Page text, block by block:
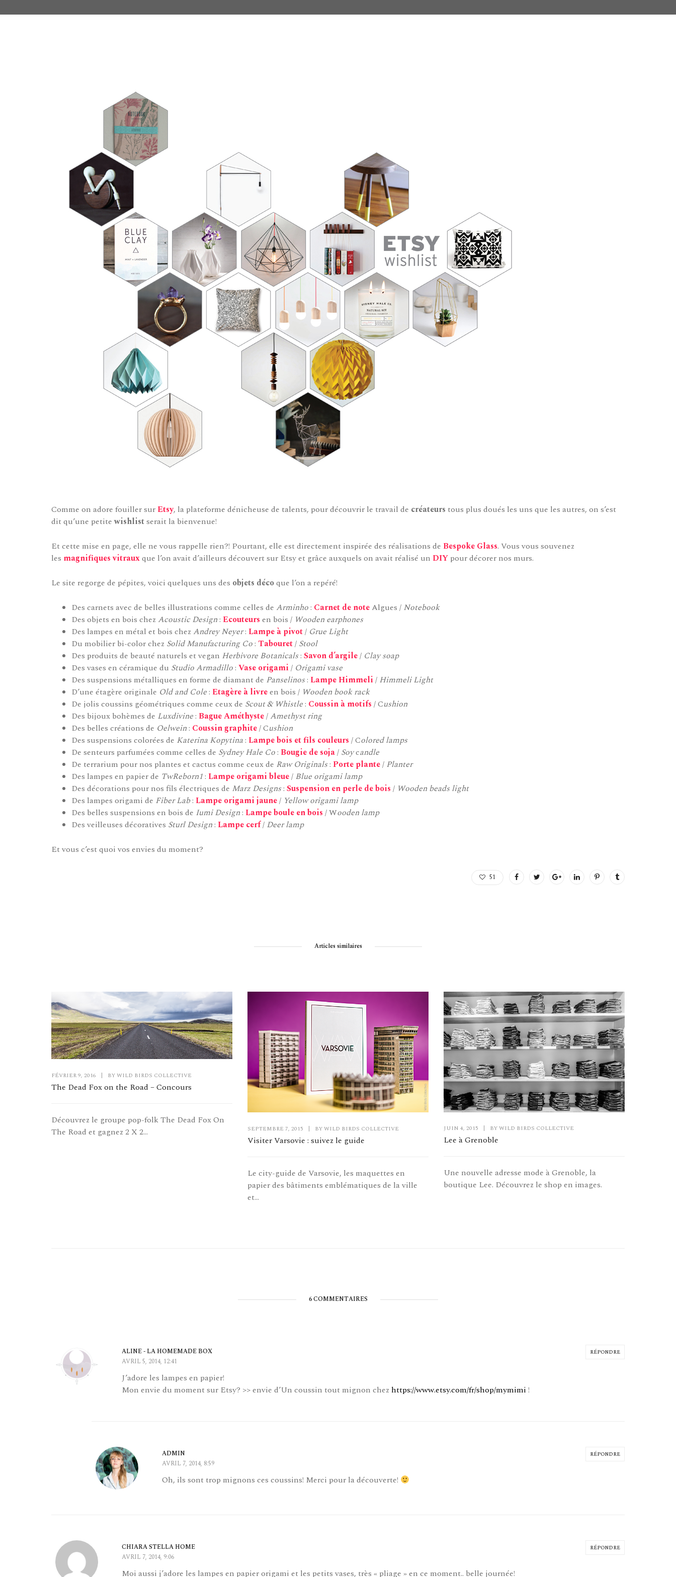
Comme on adore fouiller surEtsy, la plateforme dénicheuse de talents, pour découvrir le travail de créateurs tous plus doués les uns que les autres, on s’est
dit qu’une petitewishlistserait la bienvenue!
Et cette mise en page, elle ne vous rappelle rien?! Pourtant, elle est directement inspirée des réalisations de Bespoke Glass. Vous vous souvenez
les magnifiques vitrauxque l’on avait d’ailleurs découvert sur Etsy et grâce auxquels on avait réalisé un DIY pour décorer nos murs.
Le site regorge de pépites, voici quelques uns des objets décoque l’on a repéré!
Des carnets avec de belles illustrations comme celles de Arminho: Carnet de note Algues / Notebook
Des objets en bois chez Acoustic Design: Ecouteurs en bois / Wooden earphones
Des lampes en métal et bois chez Andrey Neyer: Lampe à pivot/ Grue Light
Du mobilier bi-color chez Solid Manufacturing Co: Tabouret/ Stool
Des produits de beauté naturels et vegan Herbivore Botanicals: Savon d’argile/ Clay soap
Des vases en céramique du Studio Armadillo: Vase origami / Origami vase
Des suspensions métalliques en forme de diamant de Panselinos: Lampe Himmeli / Himmeli Light
D’une étagère originale Old and Cole: Etagère à livreen bois / Wooden book rack
De jolis coussins géométriques comme ceux de Scout & Whistle: Coussin à motifs / Cushion
Des bijoux bohèmes de Luxdivine: Bague Améthyste/ Amethyst ring
Des belles créations de Oelwein: Coussin graphite/ Cushion
Des suspensions colorées de Katerina Kopytina: Lampe bois et fils couleurs / Colored lamps
De senteurs parfumées comme celles de Sydney Hale Co: Bougie de soja/ Soycandle
De terrarium pour nos plantes et cactus comme ceux de Raw Originals: Porte plante/ Planter
Des lampes en papier de TwReborn1: Lampe origami bleue/ Blue origami lamp
Des décorations pour nos fils électriques de Marz Designs: Suspension en perle de bois / Wooden beads light
Des lampes origami de Fiber Lab: Lampe origami jaune/ Yellow origami lamp
Des belles suspensions en bois de Iumi Design: Lampe boule en bois / Wooden lamp
Des veilleuses décoratives Sturl Design: Lampe cerf/ Deer lamp
Et vous c’est quoi vos envies du moment?
51
Articles similaires
FÉVRIER 9, 2016 | BYWILD BIRDS COLLECTIVE
The Dead Fox on the Road – Concours
Découvrez le groupe pop-folk The Dead Fox On
The Road et gagnez 2 X 2...
SEPTEMBRE 7, 2015 | BYWILD BIRDS COLLECTIVE
Visiter Varsovie : suivez le guide
Le city-guide de Varsovie, les maquettes en
papier des bâtiments emblématiques de la ville
et...
JUIN 4, 2015 | BYWILD BIRDS COLLECTIVE
Lee à Grenoble
Une nouvelle adresse mode à Grenoble, la
boutique Lee. Découvrez le shop en images.
6 COMMENTAIRES
RÉPONDRE
ALINE - LA HOMEMADE BOX
AVRIL 5, 2014, 12:41
J’adore les lampes en papier!
Mon envie du moment sur Etsy? >> envie d’Un coussin tout mignon chez https://www.etsy.com/fr/shop/mymimi !
RÉPONDRE
ADMIN
AVRIL 7, 2014, 8:59
Oh, ils sont trop mignons ces coussins! Merci pour la découverte!
RÉPONDRE
CHIARA STELLA HOME
AVRIL 7, 2014, 9:06
Moi aussi j’adore les lampes en papier origami et les petits vases, très « pliage » en ce moment.. belle journée!